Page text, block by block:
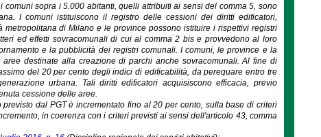
sopra i 5.000 abitanti, quelli attribuiti ai sensi del comma 5, sono
I comuni istituiscono il registro delle cessioni dei diritti edificatori,
di Milano e le province possono istituire i rispettivi registri
ed effetti sovracomunali di cui al comma 2 bis e provvedono al loro
e la pubblicità dei registri comunali. I comuni, le province e la
destinate alla creazione di parchi anche sovracomunali. Al fine di
del 20 per cento degli indici di edificabilità, da perequare entro tre
urbana. Tali diritti edificatori acquisiscono efficacia, previo
cessione delle aree.
dal PGT è incrementato fino al 20 per cento, sulla base di criteri
in coerenza con i criteri previsti ai sensi dell'articolo 43, comma